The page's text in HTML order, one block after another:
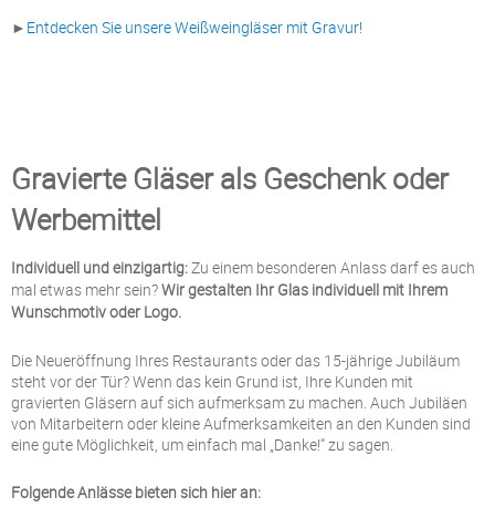
► Entdecken Sie unsere Weißweingläser mit Gravur!
Gravierte Gläser als Geschenk oder
Werbemittel
Individuell und einzigartig:Zu einem besonderen Anlass darf es auch
mal etwas mehr sein?Wir gestalten Ihr Glas individuell mit Ihrem
Wunschmotiv oder Logo.
Die Neueröffnung Ihres Restaurants oder das 15-jährige Jubiläum
steht vor der Tür? Wenn das kein Grund ist, Ihre Kunden mit
gravierten Gläsern auf sich aufmerksam zu machen. Auch Jubiläen
von Mitarbeitern oder kleine Aufmerksamkeiten an den Kunden sind
eine gute Möglichkeit, um einfach mal „Danke!“ zu sagen.
Folgende Anlässe bieten sich hier an: